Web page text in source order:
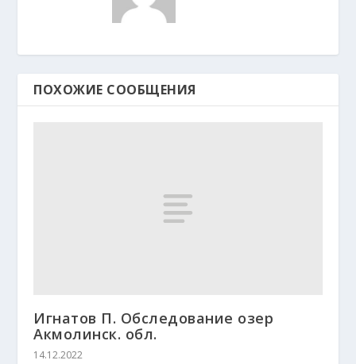
ПОХОЖИЕ СООБЩЕНИЯ
Игнатов П. Обследование озер
Акмолинск. обл.
14.12.2022